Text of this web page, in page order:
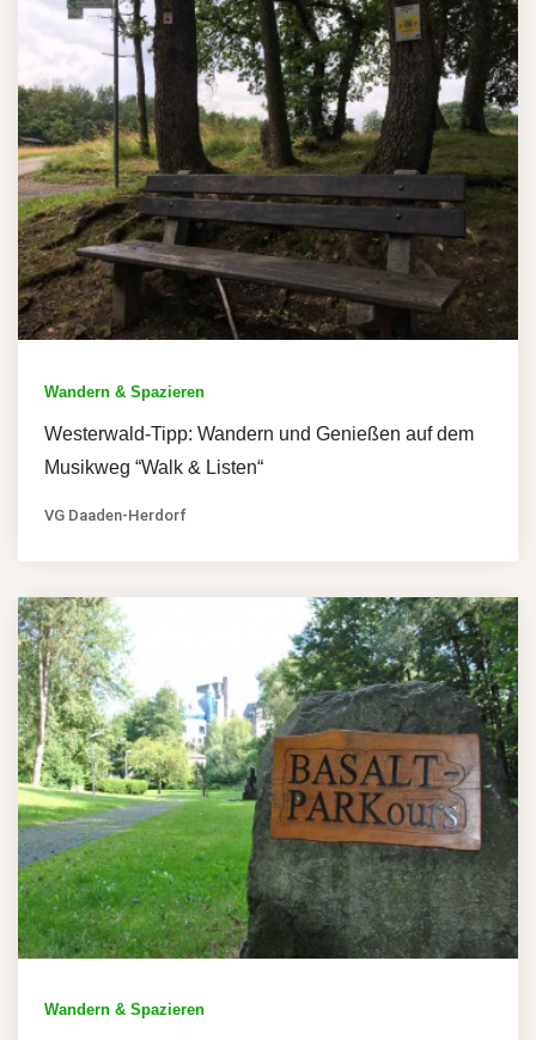
Wandern & Spazieren
Westerwald-Tipp: Wandern und Genießen auf dem
Musikweg “Walk & Listen“
VG Daaden-Herdorf
Wandern & Spazieren